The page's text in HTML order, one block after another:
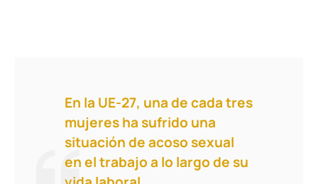
En la UE-27, una de cada tres
mujeres ha sufrido una
situación de acoso sexual
en el trabajo a lo largo de su